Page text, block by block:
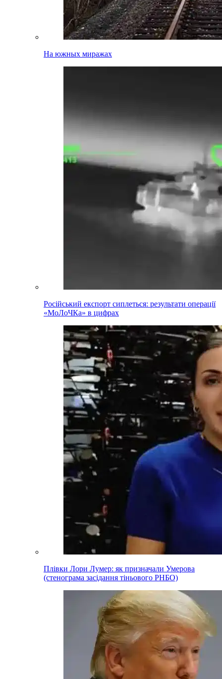
На южных миражах
Російський експорт сиплеться: результати операції
«МоЛоЧКа» в цифрах
Плівки Лори Лумер: як призначали Умерова
(стенограма засідання тіньового РНБО)